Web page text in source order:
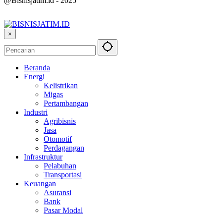
×
Beranda
Energi
Kelistrikan
Migas
Pertambangan
Industri
Agribisnis
Jasa
Otomotif
Perdagangan
Infrastruktur
Pelabuhan
Transportasi
Keuangan
Asuransi
Bank
Pasar Modal